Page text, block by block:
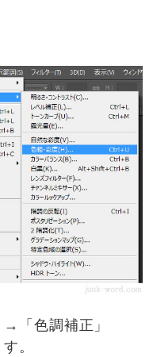
「色調補正」
。